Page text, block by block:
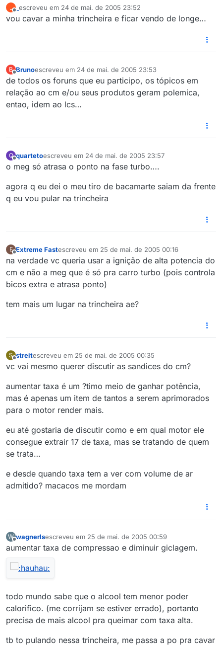
_ escreveu em 24 de mai. de 2005 23:52
última edição por
vou cavar a minha trincheira e ficar vendo de longe…
B
Offline
Brunoescreveu em 24 de mai. de 2005 23:53
última edição por
de todos os foruns que eu participo, os tópicos em
relação ao cm e/ou seus produtos geram polemica,
entao, idem ao lcs…
Q quartetoescreveu em 24 de mai. de 2005 23:57
última edição por
o meg só atrasa o ponto na fase turbo….
agora q eu dei o meu tiro de bacamarte saiam da frente
q eu vou pular na trincheira
E
Offline
Extreme Fastescreveu em 25 de mai. de 2005 00:16
última edição por
na verdade vc queria usar a ignição de alta potencia do
cm e não a meg que é só pra carro turbo (pois controla
bicos extra e atrasa ponto)
tem mais um lugar na trincheira ae?
S
Offline
streitescreveu em 25 de mai. de 2005 00:35
última edição por
vc vai mesmo querer discutir as sandices do cm?
aumentar taxa é um ?timo meio de ganhar potência,
mas é apenas um item de tantos a serem aprimorados
para o motor render mais.
eu até gostaria de discutir como e em qual motor ele
consegue extrair 17 de taxa, mas se tratando de quem
se trata…
e desde quando taxa tem a ver com volume de ar
admitido? macacos me mordam
W
Offline
wagnerlsescreveu em 25 de mai. de 2005 00:59
última edição por
aumentar taxa de compressao e diminuir giclagem.
todo mundo sabe que o alcool tem menor poder
calorifico. (me corrijam se estiver errado), portanto
precisa de mais alcool pra queimar com taxa alta.
tb to pulando nessa trincheira, me passa a po pra cavar